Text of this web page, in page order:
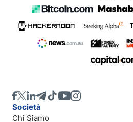
Società
Chi Siamo